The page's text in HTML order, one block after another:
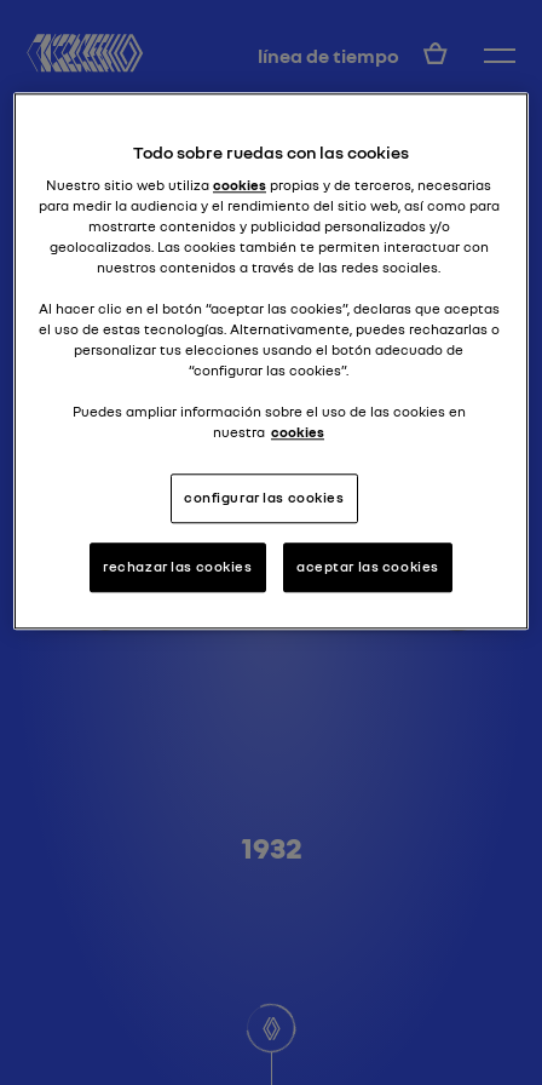
línea de tiempo ES
Type A
REINASTELLA (RM2)
1932
Todo sobre ruedas con las cookies
Nuestro sitio web utiliza cookies propias y de terceros, necesarias
para medir la audiencia y el rendimiento del sitio web, así como para
mostrarte contenidos y publicidad personalizados y/o
geolocalizados. Las cookies también te permiten interactuar con
nuestros contenidos a través de las redes sociales.
Al hacer clic en el botón “aceptar las cookies”, declaras que aceptas
el uso de estas tecnologías. Alternativamente, puedes rechazarlas o
personalizar tus elecciones usando el botón adecuado de
“configurar las cookies”.
Puedes ampliar información sobre el uso de las cookies en
nuestra cookies
configurar las cookies
rechazar las cookies aceptar las cookies